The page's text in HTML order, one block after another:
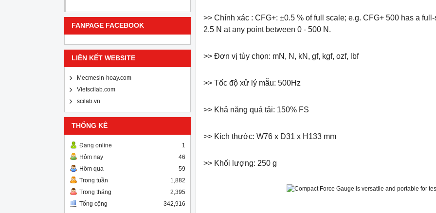
FANPAGE FACEBOOK
LIÊN KẾT WEBSITE
Mecmesin-hoay.com
Vietscilab.com
scilab.vn
THỐNG KÊ
Đang online
1
Hôm nay
46
Hôm qua
59
Trong tuần
1,882
Trong tháng
2,395
Tổng cộng
342,916
>> Chính xác : CFG+: ±0.5 % of full scale; e.g. CFG+ 500 has a
2.5 N at any point between 0 - 500 N.
>> Đơn vị tùy chọn: mN, N, kN, gf, kgf, ozf, lbf
>> Tốc độ xử lý mẫu: 500Hz
>> Khả năng quá tải: 150% FS
>> Kích thước: W76 x D31 x H133 mm
>> Khối lượng: 250 g